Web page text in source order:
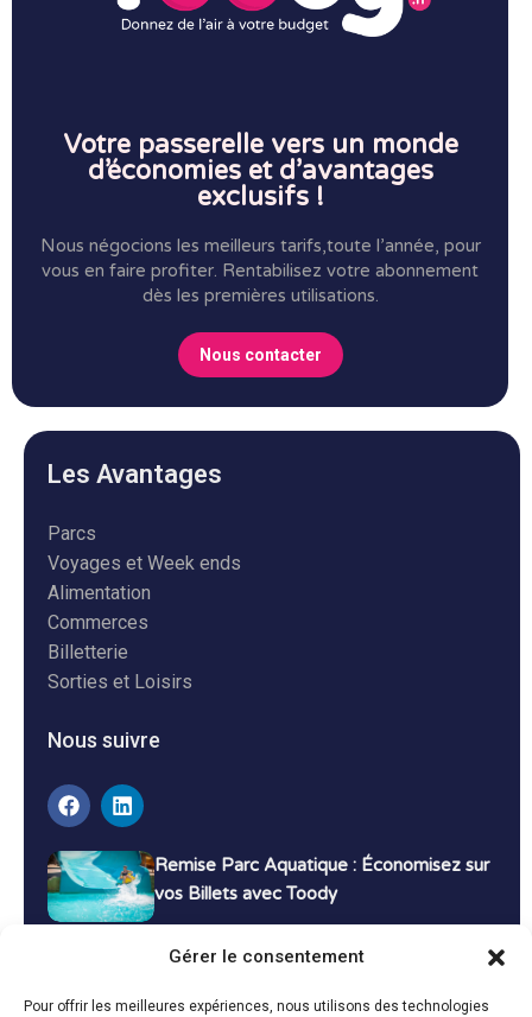
Gérer le consentement
Pour offrir les meilleures expériences, nous utilisons des technologies
Votre passerelle vers un monde
d’économies et d’avantages
exclusifs !
Nous négocions les meilleurs tarifs,toute l’année, pour
vous en faire profiter. Rentabilisez votre abonnement
dès les premières utilisations.
Nous contacter
Les Avantages
Parcs
Voyages et Week ends
Alimentation
Commerces
Billetterie
Sorties et Loisirs
Nous suivre
Remise Parc Aquatique : Économisez sur
vos Billets avec Toody
Bons Plans Voyage : Économisez sur vos